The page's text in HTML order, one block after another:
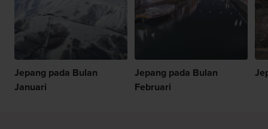
Jepang pada Bulan
Januari
Jepang pada Bulan
Februari